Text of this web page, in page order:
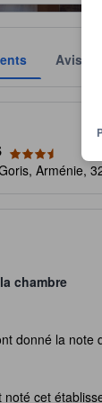
Avis
Arménie,
chambre
donné la note
noté cet